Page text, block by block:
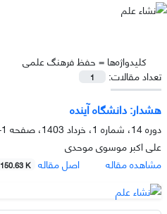
کلیدواژه‌ها = حفظ فرهنگ علمی
تعداد مقالات:
1
هشدار: دانشگاه آینده
دوره 14، شماره 1، خرداد 1403، صفحه
1-2
علی اکبر موسوی موحدی
مشاهده مقاله
اصل مقاله 150.63 K